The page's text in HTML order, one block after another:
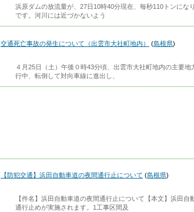
浜原ダムの放流量が、27日10時40分現在、毎秒110トンにな
です。河川には近づかないよう
交通死亡事故の発生について（出雲市大社町地内） (島根県)
４月25日（土）午後０時43分頃、出雲市大社町地内の主要
行中、転倒して対向車線に進出し、
【防犯交通】浜田自動車道の夜間通行止について (島根県)
【件名】浜田自動車道の夜間通行止について【本文】浜田
通行止めが実施されます。1工事区間及